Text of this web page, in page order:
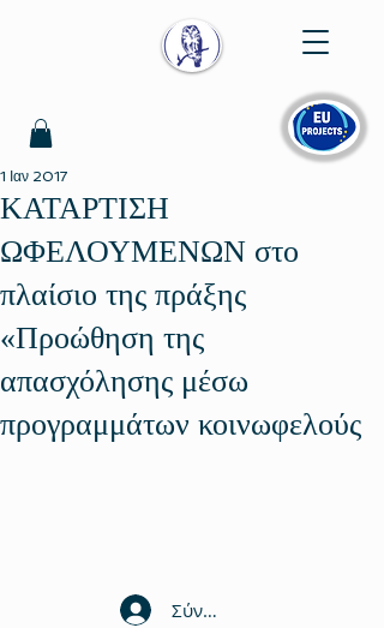
Σύνδεση
ΚΑΤΑΡΤΙΣΗ
ΩΦΕΛΟΥΜΕΝΩΝ στο
πλαίσιο της πράξης
«Προώθηση της
απασχόλησης μέσω
προγραμμάτων κοινωφελούς
1 Ιαν 2017